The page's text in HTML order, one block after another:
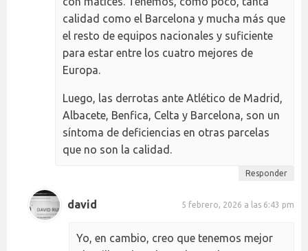
calidad como el Barcelona y mucha más que
el resto de equipos nacionales y suficiente
para estar entre los cuatro mejores de
Europa.
Luego, las derrotas ante Atlético de Madrid,
Albacete, Benfica, Celta y Barcelona, son un
síntoma de deficiencias en otras parcelas
que no son la calidad.
Responder
david 5 febrero, 2026 a las 6:43 pm
Yo, en cambio, creo que tenemos mejor